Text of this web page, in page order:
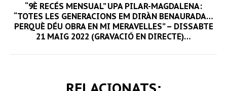
Next
post:
“9È RECÉS MENSUAL” UPA PILAR-MAGDALENA:
“TOTES LES GENERACIONS EM DIRÀN BENAURADA…
PERQUÈ DÉU OBRA EN MI MERAVELLES” – DISSABTE
21 MAIG 2022 (GRAVACIÓ EN DIRECTE)…